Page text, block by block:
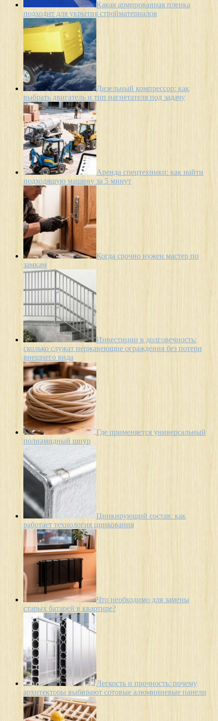
Какая армированная пленка
подходит для укрытия стройматериалов
Дизельный компрессор: как
выбрать двигатель и тип нагнетателя под задачу
Аренда спецтехники: как найти
подходящую машину за 5 минут
Когда срочно нужен мастер по
замкам
Инвестиции в долговечность:
сколько служат нержавеющие ограждения без потери
внешнего вида
Где применяется универсальный
полиамидный шнур
Цинкирующий состав: как
работает технология цинкования
Что необходимо для замены
старых батарей в квартире?
Легкость и прочность: почему
архитекторы выбирают сотовые алюминиевые панели